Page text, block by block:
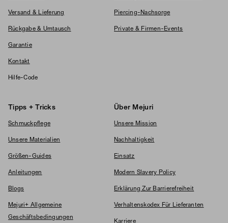
Versand & Lieferung
Rückgabe & Umtausch
Garantie
Kontakt
Hilfe-Code
Piercing-Nachsorge
Private & Firmen-Events
Tipps + Tricks
Schmuckpflege
Unsere Materialien
Größen-Guides
Anleitungen
Blogs
Mejuri+ Allgemeine
Geschäftsbedingungen
Über Mejuri
Unsere Mission
Nachhaltigkeit
Einsatz
Modern Slavery Policy
Erklärung Zur Barrierefreiheit
Verhaltenskodex Für Lieferanten
Karriere